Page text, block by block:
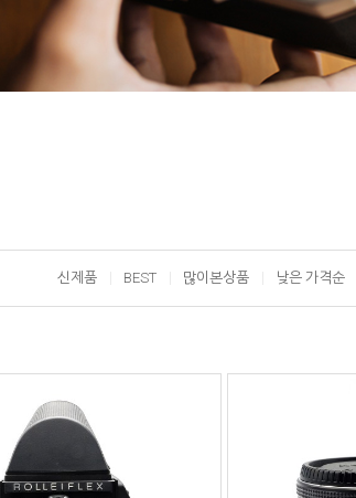
신제품 BEST 많이본상품 낮은 가격순